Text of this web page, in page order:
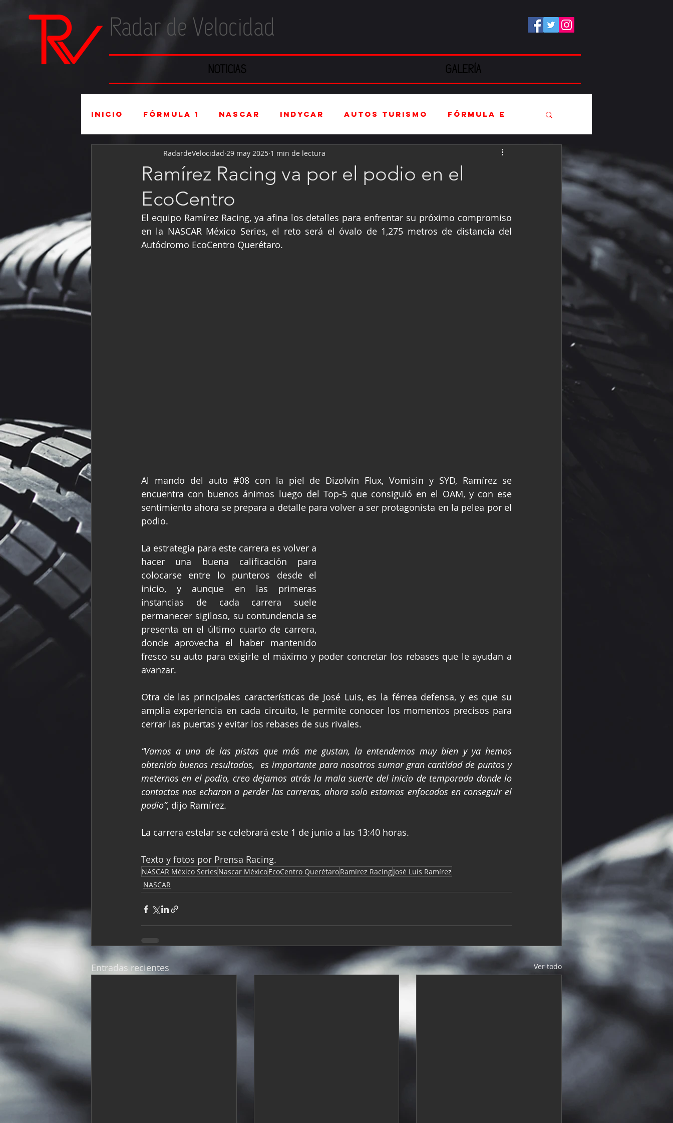
Radar de Velocidad
NOTICIAS GALERÍA
Inicio Fórmula 1 NASCAR IndyCar Autos Turismo Fórmula E
Súper Copa Industria Automotriz
Mexicanos en el extranjero
Fórmula Ford Vintage Fórmula 3 Nauticopa FIA TCR Fórmula 2
Ramírez Racing va por el podio en el
EcoCentro
RadardeVelocidad 29 may 2025 1 min de lectura
El equipo Ramírez Racing, ya afina los detalles para enfrentar su próximo compromiso
en la NASCAR México Series, el reto será el óvalo de 1,275 metros de distancia del
Autódromo EcoCentro Querétaro.
Al mando del auto #08 con la piel de Dizolvin Flux, Vomisin y SYD, Ramírez se
encuentra con buenos ánimos luego del Top-5 que consiguió en el OAM, y con ese
sentimiento ahora se prepara a detalle para volver a ser protagonista en la pelea por el
podio.
La estrategia para este carrera es volver a
hacer una buena calificación para
colocarse entre lo punteros desde el
inicio, y aunque en las primeras
instancias de cada carrera suele
permanecer sigiloso, su contundencia se
presenta en el último cuarto de carrera,
donde aprovecha el haber mantenido
fresco su auto para exigirle el máximo y poder concretar los rebases que le ayudan a
avanzar.
Otra de las principales características de José Luis, es la férrea defensa, y es que su
amplia experiencia en cada circuito, le permite conocer los momentos precisos para
cerrar las puertas y evitar los rebases de sus rivales.
“Vamos a una de las pistas que más me gustan, la entendemos muy bien y ya hemos
obtenido buenos resultados,  es importante para nosotros sumar gran cantidad de puntos y
meternos en el podio, creo dejamos atrás la mala suerte del inicio de temporada donde lo
contactos nos echaron a perder las carreras, ahora solo estamos enfocados en conseguir el
podio”, dijo Ramírez.
La carrera estelar se celebrará este 1 de junio a las 13:40 horas.
Texto y fotos por Prensa Racing.
NASCAR México Series Nascar MéxicoEcoCentro QuerétaroRamírez RacingJosé Luis Ramírez
NASCAR
Entradas recientes Ver todo